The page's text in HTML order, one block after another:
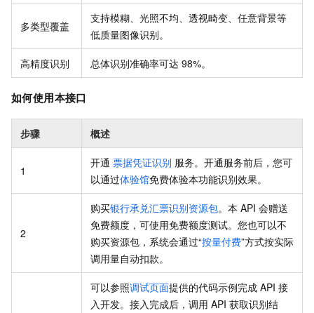
多类型覆盖
支持模糊、光照不均、透视畸变、任意背景等
低质量图像识别。
高精度识别 总体识别准确率可达 98%。
如何使用本接口
步骤 概述
1
开通 票据凭证识别 服务。开通服务前后，您可
以通过体验馆免费体验本功能识别效果。
2
购买银行承兑汇票识别资源包。本 API 会赠送
免费额度，可使用免费额度测试。您也可以不
购买资源包，系统会通过“按量付费”方式按实际
调用量自动扣款。
可以参照调试页面提供的代码示例完成 API 接
入开发。接入完成后，调用 API 获取识别结